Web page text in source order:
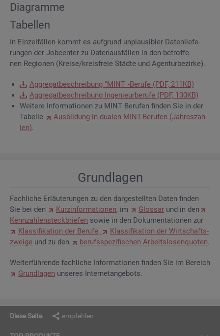
Dia­gram­me
Ta­bel­len
In Ein­zel­fäl­len kommt es auf­grund un­plau­si­bler Da­ten­lie­fe­
run­gen der Job­cen­ter zu Da­ten­aus­fäl­len in den be­trof­fe­
nen Re­gio­nen (Krei­se/kreis­freie Städ­te und Agen­tur­be­zir­ke).
Ag­gre­gat­be­schrei­bung "MINT"-Be­ru­fe (PDF, 211KB)
Ag­gre­gat­be­schrei­bung In­ge­nieur­be­ru­fe (PDF, 130KB)
Wei­te­re In­for­ma­tio­nen zu MINT Be­ru­fen fin­den Sie in der
Ta­bel­le
Aus­bil­dung in dua­len MINT-Be­ru­fen (Jah­res­zah­
len).
Grund­la­gen
Fach­li­che Er­läu­te­run­gen zu den dar­ge­stell­ten Daten fin­den
Sie bei den
Kurz­in­for­ma­tio­nen, im Glos­sar und in den
Kenn­zah­len­steck­brie­fen sowie in den Do­ku­men­ta­tio­nen zur
Klas­si­fi­ka­ti­on der Be­ru­fe,
Klas­si­fi­ka­ti­on der Wirt­schafts­
zwei­ge und zu den be­rufs­spe­zi­fi­schen Ar­beits­lo­sen­quo­ten.
Wei­ter­füh­ren­de fach­li­che In­for­ma­tio­nen fin­den Sie im Be­reich
Grund­la­gen un­se­res In­ter­net­an­ge­bots.
Diese Seite empfehlen